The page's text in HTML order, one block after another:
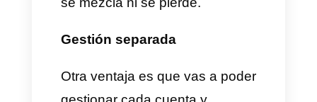
clientes.
tener multi-número y multi-